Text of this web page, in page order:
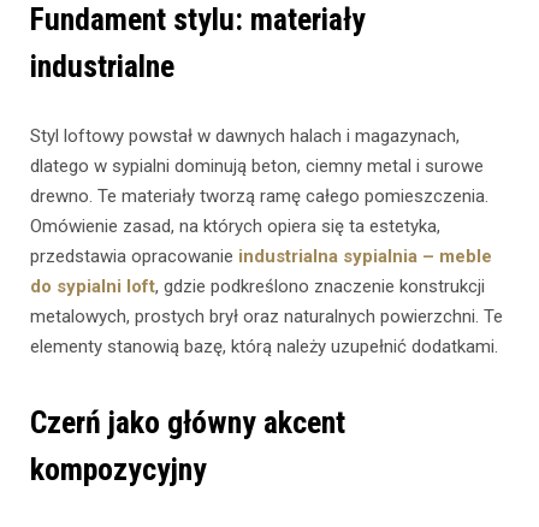
Fundament stylu: materiały
industrialne
Styl loftowy powstał w dawnych halach i magazynach,
dlatego w sypialni dominują beton, ciemny metal i surowe
drewno. Te materiały tworzą ramę całego pomieszczenia.
Omówienie zasad, na których opiera się ta estetyka,
przedstawia opracowanie industrialna sypialnia – meble
do sypialni loft, gdzie podkreślono znaczenie konstrukcji
metalowych, prostych brył oraz naturalnych powierzchni. Te
elementy stanowią bazę, którą należy uzupełnić dodatkami.
Czerń jako główny akcent
kompozycyjny